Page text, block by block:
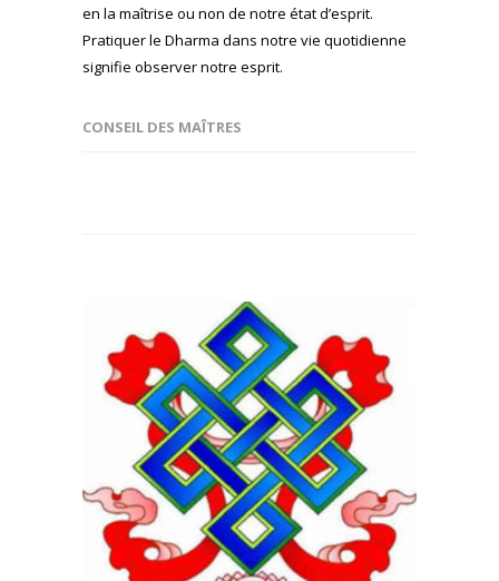
en la maîtrise ou non de notre état d’esprit.
Pratiquer le Dharma dans notre vie quotidienne
signifie observer notre esprit.
CONSEIL DES MAÎTRES